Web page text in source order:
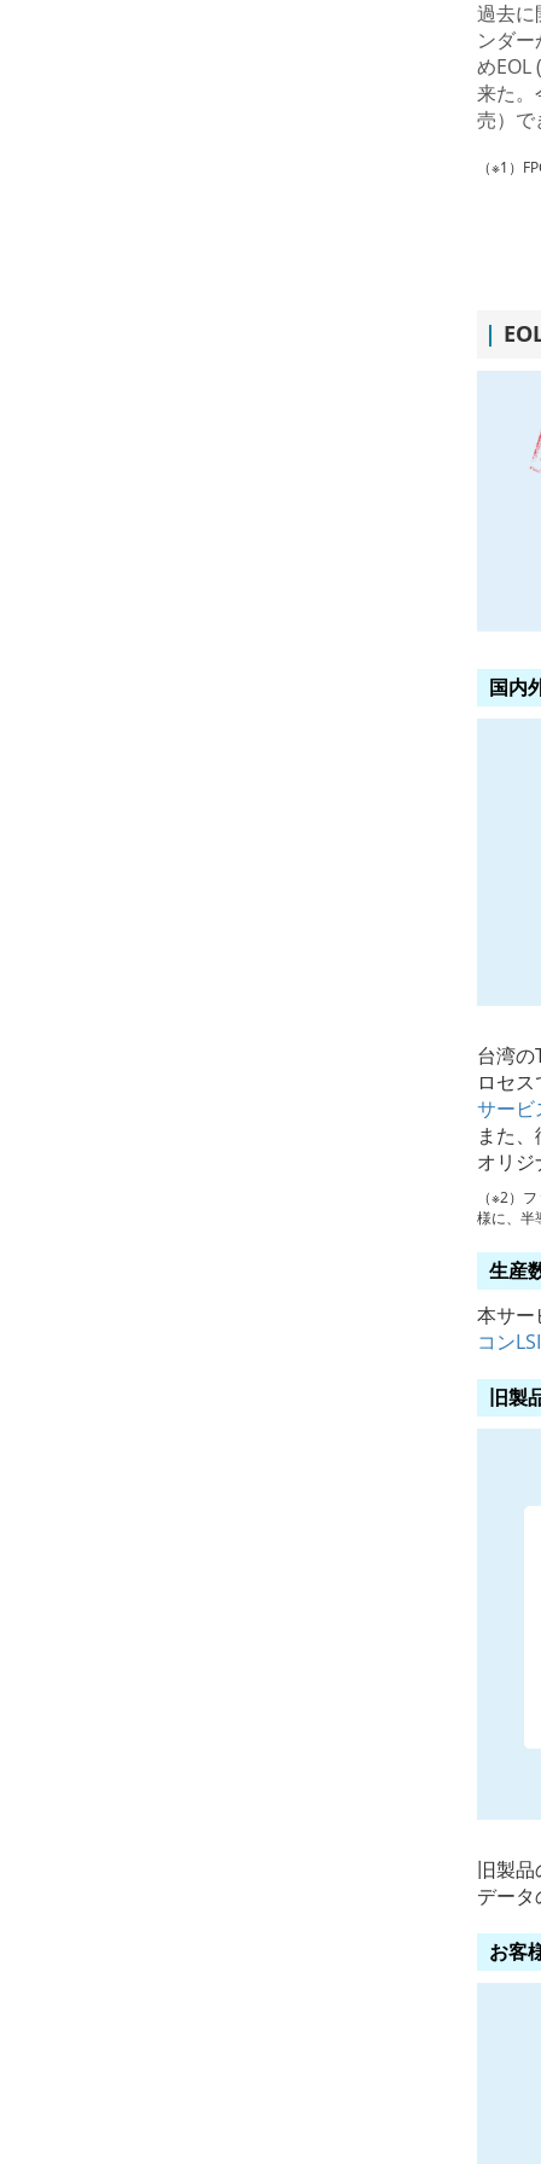
過去に
ンダ
めEOL
来た。
売）で
（※1）
国内
台湾の
ロセ
サービ
また
オリ
（※2）
様に、半
生産
本サー
コン
旧製
旧製
デー
お客